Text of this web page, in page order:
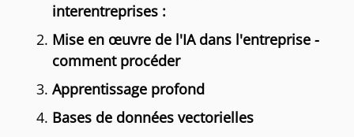
interentreprises :
Mise en œuvre de l'IA dans l'entreprise -
comment procéder
Apprentissage profond
Bases de données vectorielles